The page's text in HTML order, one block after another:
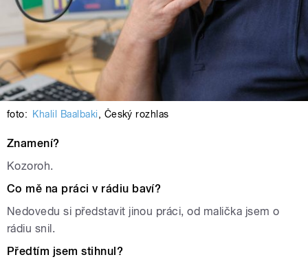
foto: Khalil Baalbaki, Český rozhlas
Znamení?
Kozoroh.
Co mě na práci v rádiu baví?
Nedovedu si představit jinou práci, od malička jsem o
rádiu snil.
Předtím jsem stihnul?